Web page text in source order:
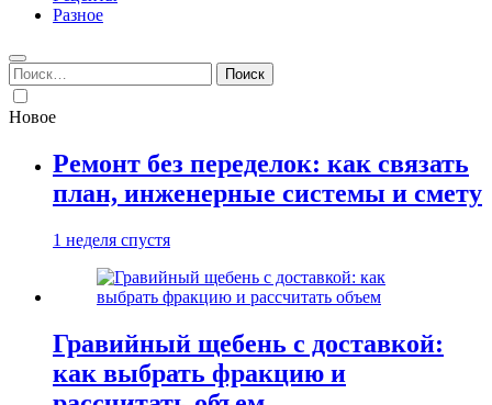
Разное
Найти:
Новое
Ремонт без переделок: как связать
план, инженерные системы и смету
1 неделя спустя
Гравийный щебень с доставкой:
как выбрать фракцию и